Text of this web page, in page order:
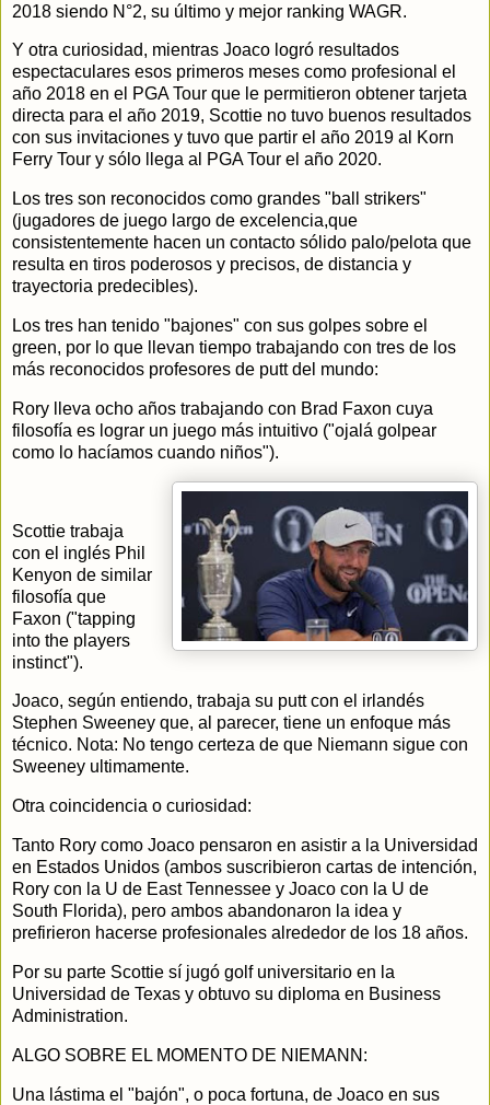
2018 siendo N°2, su último y mejor ranking WAGR.
Y otra curiosidad, mientras Joaco logró resultados
espectaculares esos primeros meses como profesional el
año 2018 en el PGA Tour que le permitieron obtener tarjeta
directa para el año 2019, Scottie no tuvo buenos resultados
con sus invitaciones y tuvo que partir el año 2019 al Korn
Ferry Tour y sólo llega al PGA Tour el año 2020.
Los tres son reconocidos como grandes "ball strikers"
(jugadores de juego largo de excelencia,que
consistentemente hacen un contacto sólido palo/pelota que
resulta en tiros poderosos y precisos, de distancia y
trayectoria predecibles).
Los tres han tenido "bajones" con sus golpes sobre el
green, por lo que llevan tiempo trabajando con tres de los
más reconocidos profesores de putt del mundo:
Rory lleva ocho años trabajando con Brad Faxon cuya
filosofía es lograr un juego más intuitivo ("ojalá golpear
como lo hacíamos cuando niños").
Scottie trabaja
con el inglés Phil
Kenyon de similar
filosofía que
Faxon ("tapping
into the players
instinct").
Joaco, según entiendo, trabaja su putt con el irlandés
Stephen Sweeney que, al parecer, tiene un enfoque más
técnico. Nota: No tengo certeza de que Niemann sigue con
Sweeney ultimamente.
Otra coincidencia o curiosidad:
Tanto Rory como Joaco pensaron en asistir a la Universidad
en Estados Unidos (ambos suscribieron cartas de intención,
Rory con la U de East Tennessee y Joaco con la U de
South Florida), pero ambos abandonaron la idea y
prefirieron hacerse profesionales alrededor de los 18 años.
Por su parte Scottie sí jugó golf universitario en la
Universidad de Texas y obtuvo su diploma en Business
Administration.
ALGO SOBRE EL MOMENTO DE NIEMANN:
Una lástima el "bajón", o poca fortuna, de Joaco en sus